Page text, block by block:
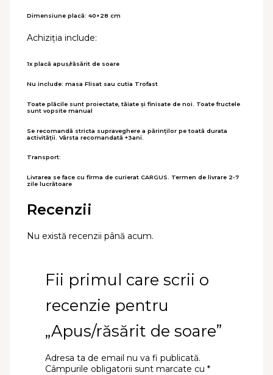
Dimensiune placă: 40×28 cm
Achiziția include:
1x placă apus/răsărit de soare
Nu include: masa Flisat sau cutia Trofast
Toate plăcile sunt proiectate, tăiate și finisate de noi. Toate fructele
sunt vopsite manual
Se recomandă stricta supraveghere a părinților pe toată durata
activității. Vârsta recomandată +3ani.
Transport:
Livrarea se face cu firma de curierat CARGUS. Termen de livrare 2-7
zile lucrătoare
Recenzii
Nu există recenzii până acum.
Fii primul care scrii o
recenzie pentru
„Apus/răsărit de soare”
Adresa ta de email nu va fi publicată.
Câmpurile obligatorii sunt marcate cu *